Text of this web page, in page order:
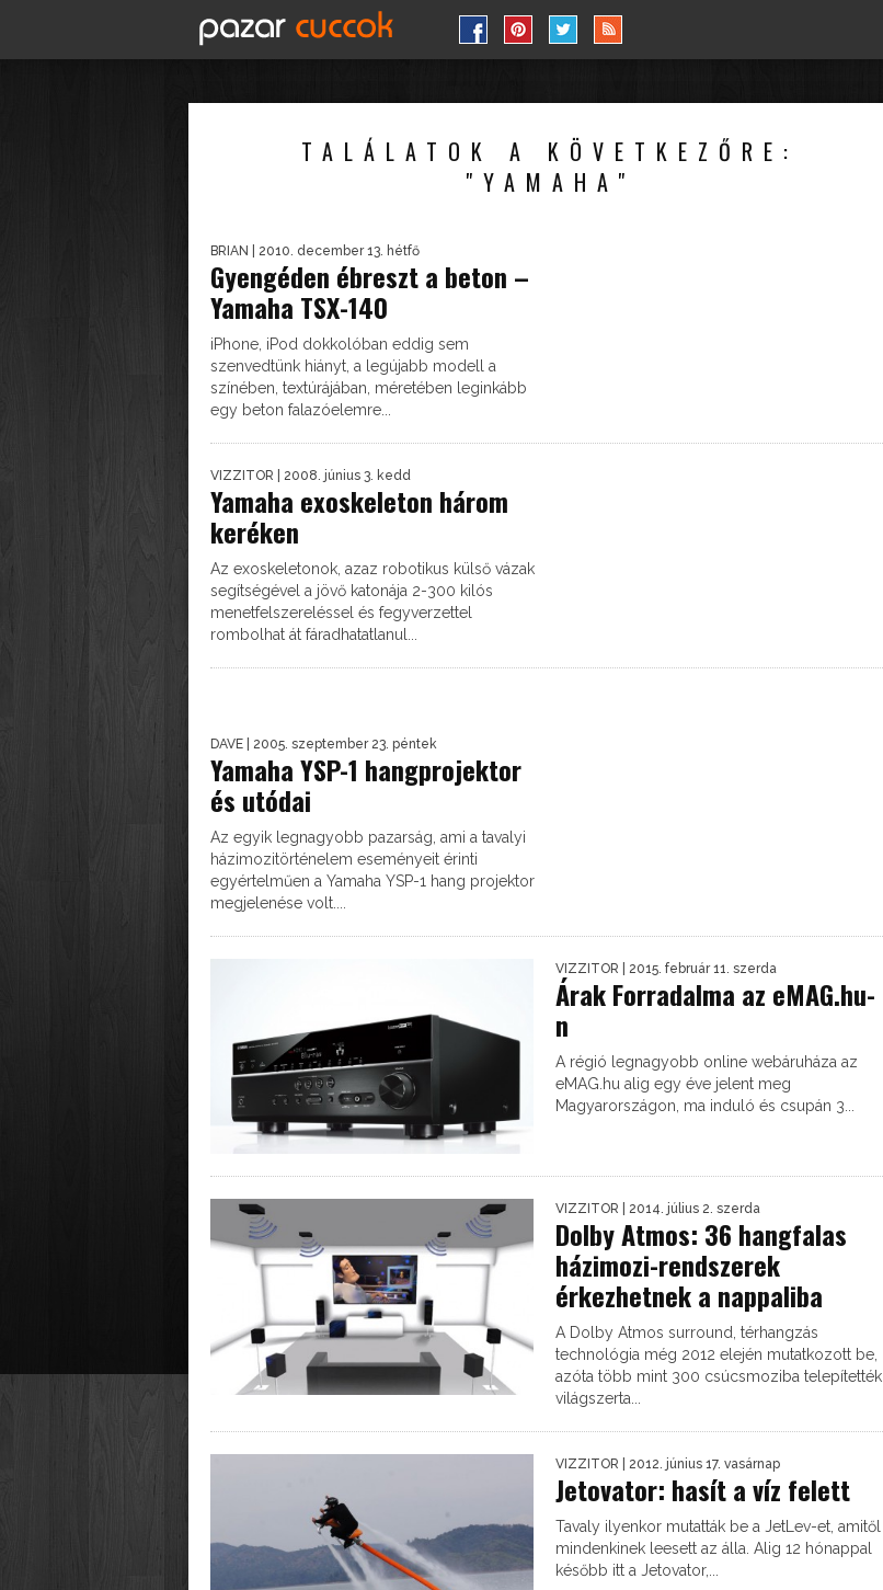
TALÁLATOK A KÖVETKEZŐRE:
"YAMAHA"
BRIAN | 2010. december 13. hétfő
Gyengéden ébreszt a beton –
Yamaha TSX-140
iPhone, iPod dokkolóban eddig sem
szenvedtünk hiányt, a legújabb modell a
színében, textúrájában, méretében leginkább
egy beton falazóelemre...
VIZZITOR | 2008. június 3. kedd
Yamaha exoskeleton három
keréken
Az exoskeletonok, azaz robotikus külső vázak
segítségével a jövő katonája 2-300 kilós
menetfelszereléssel és fegyverzettel
rombolhat át fáradhatatlanul...
DAVE | 2005. szeptember 23. péntek
Yamaha YSP-1 hangprojektor
és utódai
Az egyik legnagyobb pazarság, ami a tavalyi
házimozitörténelem eseményeit érinti
egyértelműen a Yamaha YSP-1 hang projektor
megjelenése volt....
VIZZITOR | 2015. február 11. szerda
Árak Forradalma az eMAG.hu-
n
A régió legnagyobb online webáruháza az
eMAG.hu alig egy éve jelent meg
Magyarországon, ma induló és csupán 3...
VIZZITOR | 2014. július 2. szerda
Dolby Atmos: 36 hangfalas
házimozi-rendszerek
érkezhetnek a nappaliba
A Dolby Atmos surround, térhangzás
technológia még 2012 elején mutatkozott be,
azóta több mint 300 csúcsmoziba telepítették
világszerta...
VIZZITOR | 2012. június 17. vasárnap
Jetovator: hasít a víz felett
Tavaly ilyenkor mutatták be a JetLev-et, amitől
mindenkinek leesett az álla. Alig 12 hónappal
később itt a Jetovator,...